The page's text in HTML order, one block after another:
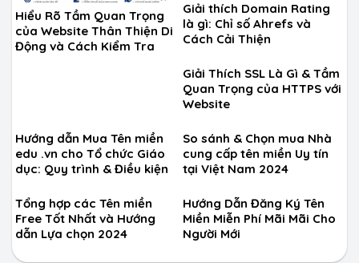
Hiểu Rõ Tầm Quan Trọng
của Website Thân Thiện Di
Động và Cách Kiểm Tra
Giải thích Domain Rating
là gì: Chỉ số Ahrefs và
Cách Cải Thiện
Giải Thích SSL Là Gì & Tầm
Quan Trọng của HTTPS với
Website
Hướng dẫn Mua Tên miền
edu .vn cho Tổ chức Giáo
dục: Quy trình & Điều kiện
So sánh & Chọn mua Nhà
cung cấp tên miền Uy tín
tại Việt Nam 2024
Tổng hợp các Tên miền
Free Tốt Nhất và Hướng
dẫn Lựa chọn 2024
Hướng Dẫn Đăng Ký Tên
Miền Miễn Phí Mãi Mãi Cho
Người Mới